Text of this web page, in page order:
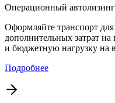
Операционный автолизинг
Оформляйте транспорт
дополнительных затрат
и бюджетную нагрузку на
Подробнее